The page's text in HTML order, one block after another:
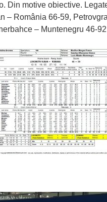
Din motive obiective.
– România 66-59,
– Muntenegru 46-